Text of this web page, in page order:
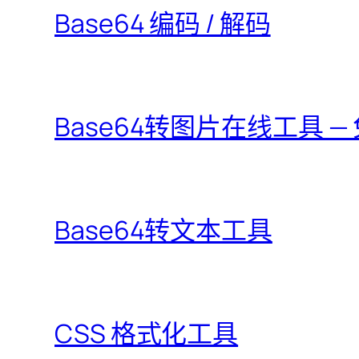
Base64 编码 / 解码
Base64转图片在线工具 —
Base64转文本工具
CSS 格式化工具